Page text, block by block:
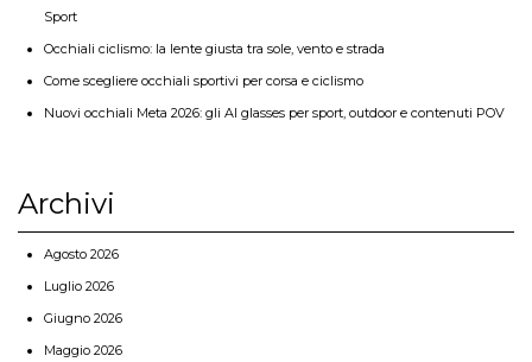
Sport
Occhiali ciclismo: la lente giusta tra sole, vento e strada
Come scegliere occhiali sportivi per corsa e ciclismo
Nuovi occhiali Meta 2026: gli AI glasses per sport, outdoor e contenuti POV
Archivi
Agosto 2026
Luglio 2026
Giugno 2026
Maggio 2026